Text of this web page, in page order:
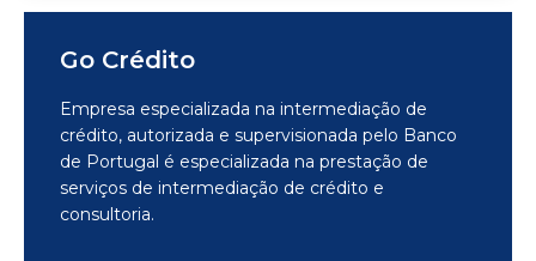
Go Crédito
Empresa especializada na intermediação de
crédito, autorizada e supervisionada pelo Banco
de Portugal é especializada na prestação de
serviços de intermediação de crédito e
consultoria.